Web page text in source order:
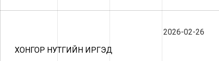
2026-02-26
ХОНГОР НУТГИЙН ИРГЭД